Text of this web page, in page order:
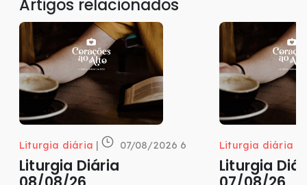
Artigos relacionados
Liturgia diária | 07/08/2026 6
Liturgia Diária
Liturgia diária
Liturgia